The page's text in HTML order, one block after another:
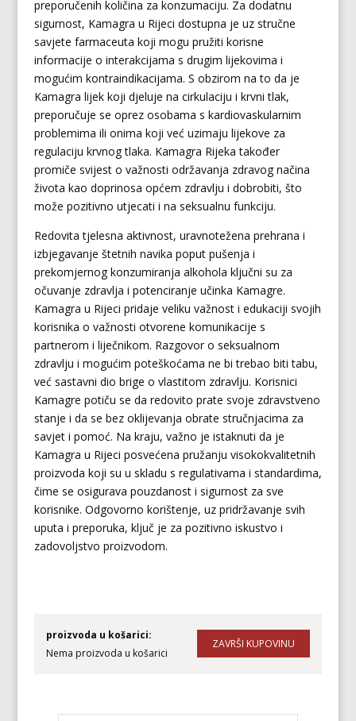
preporučenih količina za konzumaciju. Za dodatnu
sigurnost, Kamagra u Rijeci dostupna je uz stručne
savjete farmaceuta koji mogu pružiti korisne
informacije o interakcijama s drugim lijekovima i
mogućim kontraindikacijama. S obzirom na to da je
Kamagra lijek koji djeluje na cirkulaciju i krvni tlak,
preporučuje se oprez osobama s kardiovaskularnim
problemima ili onima koji već uzimaju lijekove za
regulaciju krvnog tlaka. Kamagra Rijeka također
promiče svijest o važnosti održavanja zdravog načina
života kao doprinosa općem zdravlju i dobrobiti, što
može pozitivno utjecati i na seksualnu funkciju.
Redovita tjelesna aktivnost, uravnotežena prehrana i
izbjegavanje štetnih navika poput pušenja i
prekomjernog konzumiranja alkohola ključni su za
očuvanje zdravlja i potenciranje učinka Kamagre.
Kamagra u Rijeci pridaje veliku važnost i edukaciji svojih
korisnika o važnosti otvorene komunikacije s
partnerom i liječnikom. Razgovor o seksualnom
zdravlju i mogućim poteškoćama ne bi trebao biti tabu,
već sastavni dio brige o vlastitom zdravlju. Korisnici
Kamagre potiču se da redovito prate svoje zdravstveno
stanje i da se bez oklijevanja obrate stručnjacima za
savjet i pomoć. Na kraju, važno je istaknuti da je
Kamagra u Rijeci posvećena pružanju visokokvalitetnih
proizvoda koji su u skladu s regulativama i standardima,
čime se osigurava pouzdanost i sigurnost za sve
korisnike. Odgovorno korištenje, uz pridržavanje svih
uputa i preporuka, ključ je za pozitivno iskustvo i
zadovoljstvo proizvodom.
proizvoda u košarici:
Nema proizvoda u košarici